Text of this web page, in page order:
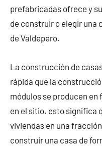
prefabricadas ofrece y
de construir o elegir una
de Valdepero.
La construcción de
rápida que la
módulos se producen en
en el sitio. esto significa
viviendas en una
construir una casa de